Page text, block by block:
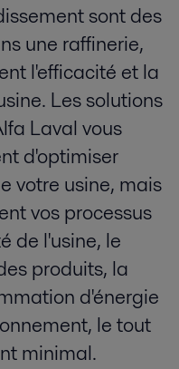
sont des
une raffinerie,
l'efficacité et la
Les solutions
Laval vous
d'optimiser
votre usine, mais
vos processus
de l'usine, le
produits, la
d'énergie
le tout
minimal.